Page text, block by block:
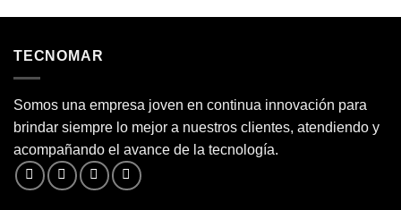
TECNOMAR
Somos una empresa joven en continua innovación para
brindar siempre lo mejor a nuestros clientes, atendiendo y
acompañando el avance de la tecnología.